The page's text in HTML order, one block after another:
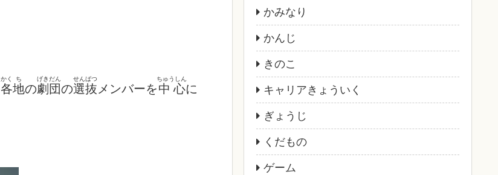
各
かく
地
ち
の劇団
げきだん
の選抜
せんばつ
メンバーを中心
ちゅうしん
に
かみなり
かんじ
きのこ
キャリアきょういく
ぎょうじ
くだもの
ゲーム